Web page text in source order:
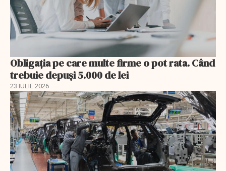
Obligația pe care multe firme o pot rata. Când
trebuie depuși 5.000 de lei
23 IULIE 2026